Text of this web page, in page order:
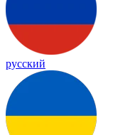
русский